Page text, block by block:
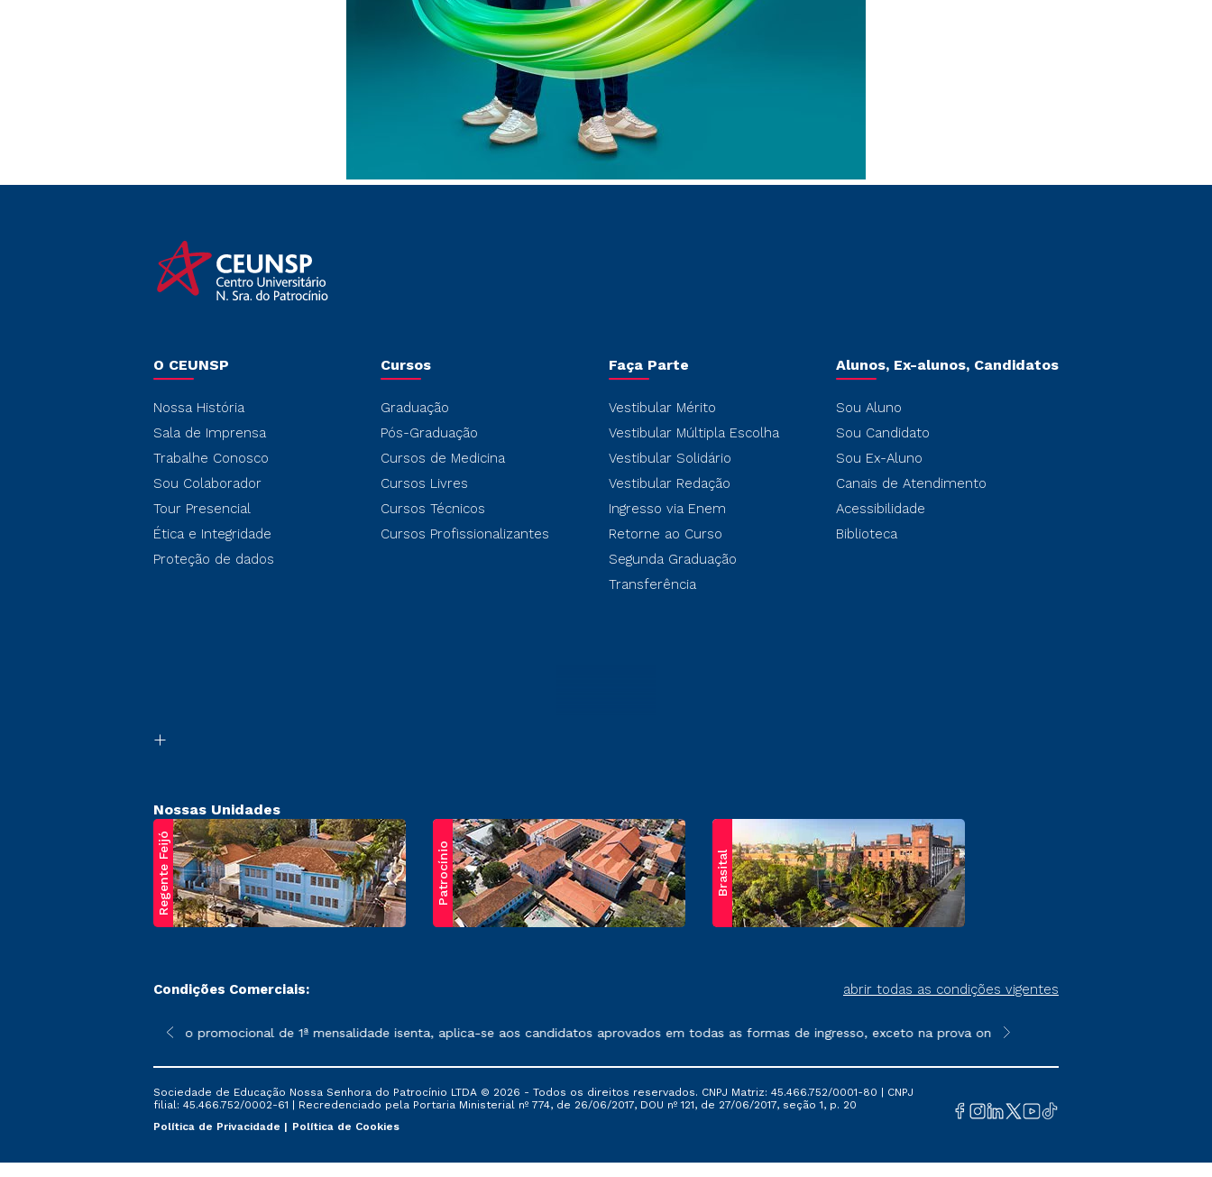
O CEUNSP
Nossa História
Sala de Imprensa
Trabalhe Conosco
Sou Colaborador
Tour Presencial
Ética e Integridade
Proteção de dados
Cursos
Graduação
Pós-Graduação
Cursos de Medicina
Cursos Livres
Cursos Técnicos
Cursos Profissionalizantes
Faça Parte
Vestibular Mérito
Vestibular Múltipla Escolha
Vestibular Solidário
Vestibular Redação
Ingresso via Enem
Retorne ao Curso
Segunda Graduação
Transferência
Alunos, Ex-alunos, Candidatos
Sou Aluno
Sou Candidato
Sou Ex-Aluno
Canais de Atendimento
Acessibilidade
Biblioteca
Nossas Unidades
Regente Feijó Patrocínio Brasital
Condições Comerciais: abrir todas as condições vigentes
sofrer alterações nos períodos de rematrícula conforme exposto no contrato de prestação de serviços.
*A condição promocional de 1ª mensalidade isenta, aplica-se aos candidatos aprovados em todas as formas de ingresso, exceto na prova on-line ou agendada, que ofertam
**Semipresencial é um formato do
Sociedade de Educação Nossa Senhora do Patrocínio LTDA © 2026 - Todos os direitos reservados. CNPJ Matriz: 45.466.752/0001-80 | CNPJ
filial: 45.466.752/0002-61 | Recredenciado pela Portaria Ministerial nº 774, de 26/06/2017, DOU nº 121, de 27/06/2017, seção 1, p. 20
Política de Privacidade
Política de Cookies